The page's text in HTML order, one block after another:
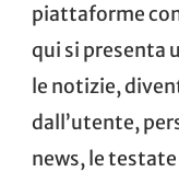
piattaforme
qui si presenta
le notizie,
dall’utente,
news, le